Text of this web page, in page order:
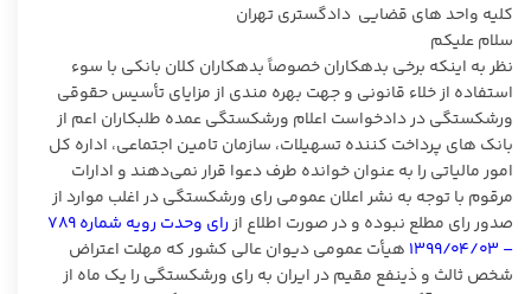
کلیه واحد های قضایی دادگستری تهران
سلام علیکم
نظر به اینکه برخی بدهکاران خصوصاً بدهکاران کلان بانکی با سوء
استفاده از خلاء قانونی و جهت بهره مندی از مزایای تأسیس حقوقی
ورشکستگی در دادخواست اعلام ورشکستگی عمده طلبکاران اعم از
بانک های پرداخت کننده تسهیلات، سازمان تامین اجتماعی، اداره کل
امور مالیاتی را به عنوان خوانده طرف دعوا قرار نمی‌دهند و ادارات
مرقوم با توجه به نشر اعلان عمومی رای ورشکستگی در اغلب موارد از
صدور رای مطلع نبوده و در صورت اطلاع از
رای وحدت رویه شماره ۷۸۹
– ۱۳۹۹/۰۴/۰۳
هیأت عمومی دیوان عالی کشور که مهلت اعتراض
شخص ثالث و ذینفع مقیم در ایران به رای ورشکستگی را یک ماه از